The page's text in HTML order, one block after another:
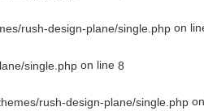
rush-design-plane/single.php on
single.php on line 8
rush-design-plane/single.php